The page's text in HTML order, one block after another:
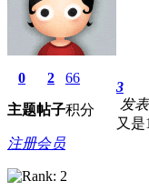
0
主题
2
帖子
66
积分
注册会员
3
发
又